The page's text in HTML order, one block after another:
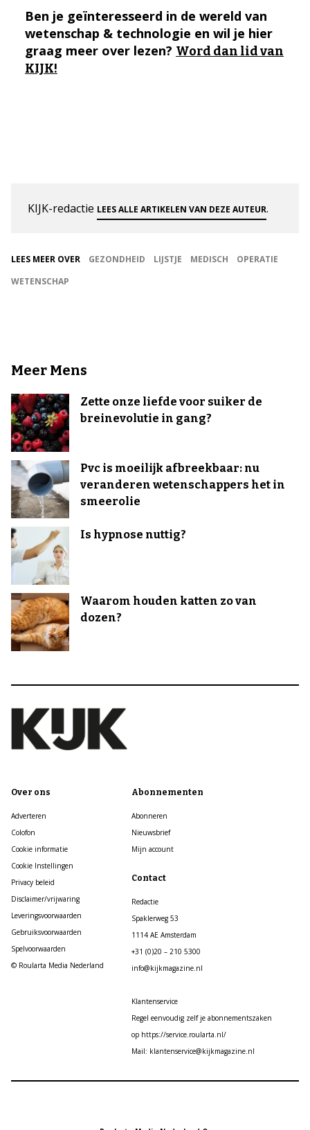
Ben je geïnteresseerd in de wereld van
wetenschap & technologie en wil je hier
graag meer over lezen? Word dan lid van
KIJK!
KIJK-redactie LEES ALLE ARTIKELEN VAN DEZE AUTEUR.
LEES MEER OVER GEZONDHEID LIJSTJE MEDISCH
OPERATIE
WETENSCHAP
Meer Mens
Zette onze liefde voor suiker de
breinevolutie in gang?
Pvc is moeilijk afbreekbaar: nu
veranderen wetenschappers het in
smeerolie
Is hypnose nuttig?
Waarom houden katten zo van
dozen?
Over ons
Adverteren
Colofon
Cookie informatie
Cookie Instellingen
Privacy beleid
Disclaimer/vrijwaring
Leveringsvoorwaarden
Gebruiksvoorwaarden
Spelvoorwaarden
© Roularta Media Nederland
Abonnementen
Abonneren
Nieuwsbrief
Mijn account
Contact
Redactie
Spaklerweg 53
1114 AE Amsterdam
+31 (0)20 – 210 5300
info@kijkmagazine.nl
Klantenservice
Regel eenvoudig zelf je abonnementszaken
op https://service.roularta.nl/
Mail: klantenservice@kijkmagazine.nl